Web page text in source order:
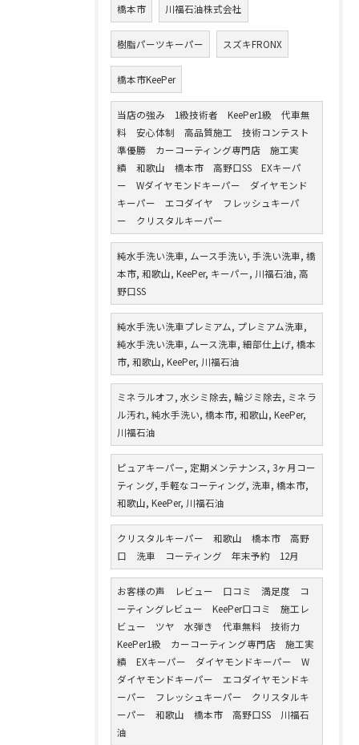
橋本市 川福石油株式会社
樹脂パーツキーパー スズキFRONX
橋本市KeePer
当店の強み 1級技術者 KeePer1級 代車無
料 安心体制 高品質施工 技術コンテスト
準優勝 カーコーティング専門店 施工実
績 和歌山 橋本市 高野口SS EXキーパ
ー Wダイヤモンドキーパー ダイヤモンド
キーパー エコダイヤ フレッシュキーパ
ー クリスタルキーパー
純水手洗い洗車, ムース手洗い, 手洗い洗車, 橋
本市, 和歌山, KeePer, キーパー, 川福石油, 高
野口SS
純水手洗い洗車プレミアム, プレミアム洗車,
純水手洗い洗車, ムース洗車, 細部仕上げ, 橋本
市, 和歌山, KeePer, 川福石油
ミネラルオフ, 水シミ除去, 輪ジミ除去, ミネラ
ル汚れ, 純水手洗い, 橋本市, 和歌山, KeePer,
川福石油
ピュアキーパー, 定期メンテナンス, 3ヶ月コー
ティング, 手軽なコーティング, 洗車, 橋本市,
和歌山, KeePer, 川福石油
クリスタルキーパー 和歌山 橋本市 高野
口 洗車 コーティング 年末予約 12月
お客様の声 レビュー 口コミ 満足度 コ
ーティングレビュー KeePer口コミ 施工レ
ビュー ツヤ 水弾き 代車無料 技術力
KeePer1級 カーコーティング専門店 施工実
績 EXキーパー ダイヤモンドキーパー W
ダイヤモンドキーパー エコダイヤモンドキ
ーパー フレッシュキーパー クリスタルキ
ーパー 和歌山 橋本市 高野口SS 川福石
油